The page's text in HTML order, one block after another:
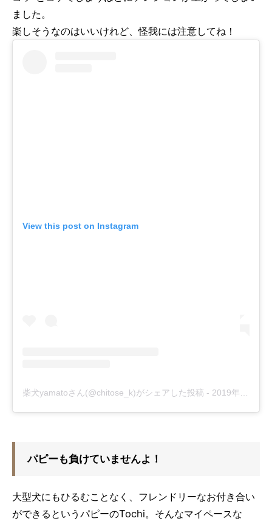
ました。
楽しそうなのはいいけれど、怪我には注意してね！
View this post on Instagram
柴犬yamatoさん(@chitose_k)がシェアした投稿 - 2019年 3月月15日午後8時29分PDT
パピーも負けていませんよ！
大型犬にもひるむことなく、フレンドリーなお付き合い
ができるというパピーのTochi。そんなマイペースな